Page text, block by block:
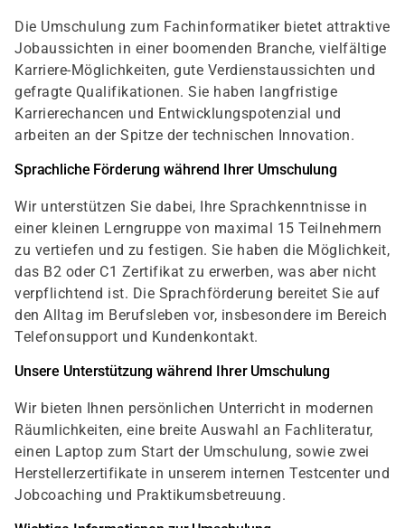
Die Umschulung zum Fachinformatiker bietet attraktive
Jobaussichten in einer boomenden Branche, vielfältige
Karriere-Möglichkeiten, gute Verdienstaussichten und
gefragte Qualifikationen. Sie haben langfristige
Karrierechancen und Entwicklungspotenzial und
arbeiten an der Spitze der technischen Innovation.
Sprachliche Förderung während Ihrer Umschulung
Wir unterstützen Sie dabei, Ihre Sprachkenntnisse in
einer kleinen Lerngruppe von maximal 15 Teilnehmern
zu vertiefen und zu festigen. Sie haben die Möglichkeit,
das B2 oder C1 Zertifikat zu erwerben, was aber nicht
verpflichtend ist. Die Sprachförderung bereitet Sie auf
den Alltag im Berufsleben vor, insbesondere im Bereich
Telefonsupport und Kundenkontakt.
Unsere Unterstützung während Ihrer Umschulung
Wir bieten Ihnen persönlichen Unterricht in modernen
Räumlichkeiten, eine breite Auswahl an Fachliteratur,
einen Laptop zum Start der Umschulung, sowie zwei
Herstellerzertifikate in unserem internen Testcenter und
Jobcoaching und Praktikumsbetreuung.